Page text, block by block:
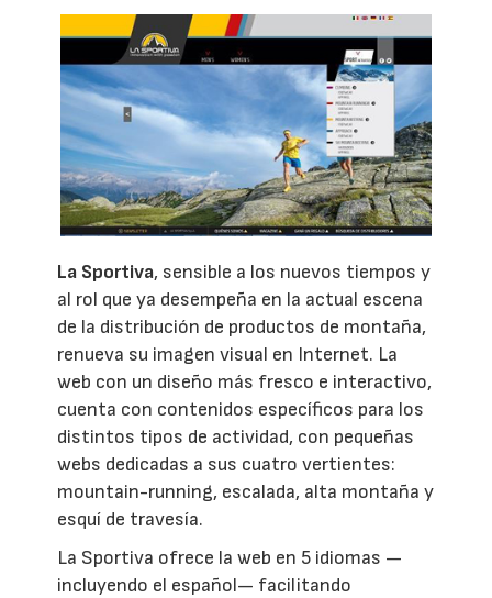
La Sportiva, sensible a los nuevos tiempos y
al rol que ya desempeña en la actual escena
de la distribución de productos de montaña,
renueva su imagen visual en Internet. La
web con un diseño más fresco e interactivo,
cuenta con contenidos específicos para los
distintos tipos de actividad, con pequeñas
webs dedicadas a sus cuatro vertientes:
mountain-running, escalada, alta montaña y
esquí de travesía.
La Sportiva ofrece la web en 5 idiomas —
incluyendo el español— facilitando